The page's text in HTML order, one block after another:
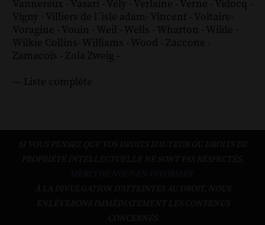
Vannereux - Vasari - Vély - Verlaine - Verne - Vidocq -
Vigny - Villiers de l´isle adam- Vincent - Voltaire-
Voragine - Vouin - Weil - Wells - Wharton - Wilde -
Wilkie Collins- Williams - Wood - Zaccone -
Zamacoïs - Zola Zweig -
--- Liste complète